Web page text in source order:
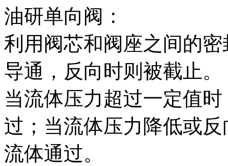
油研单向阀：
利用阀芯和阀座之间的
导通，反向时则被截止。
当流体压力超过一定值
过；当流体压力降低或
流体通过。